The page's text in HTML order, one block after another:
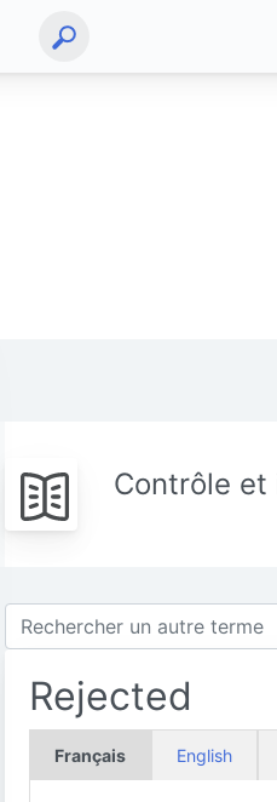
Contrôle
Rejected
Français English